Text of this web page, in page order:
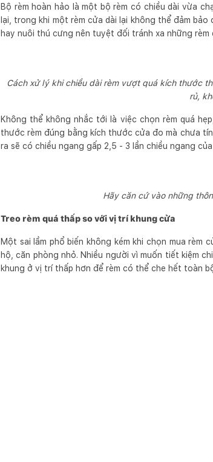
Bộ rèm hoàn hảo là một bộ rèm có chiều dài vừa
lại, trong khi một rèm cửa dài lại không thể đảm
hay nuôi thú cưng nên tuyệt đối tránh xa những rèm
Cách xử lý khi chiều dài rèm vượt quá kích thước
rủ,
Không thể không nhắc tới là việc chọn rèm quá
thước rèm đúng bằng kích thước cửa đo mà chưa
ra sẽ có chiều ngang gấp 2,5 - 3 lần chiều ngang
Hãy căn cứ vào những
Treo rèm quá thấp so với vị trí khung cửa
Một sai lầm phổ biến không kém khi chọn mua
hộ, căn phòng nhỏ. Nhiều người vì muốn tiết kiệm
khung ở vị trí thấp hơn để rèm có thể che hết toàn